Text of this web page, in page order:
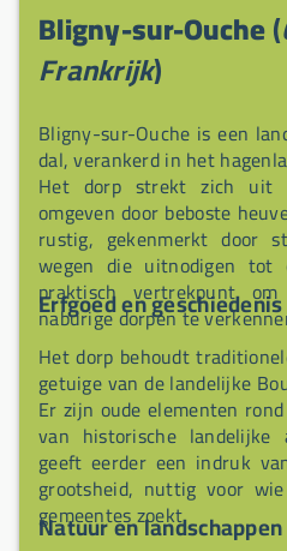
Bligny-sur-Ouche(
Frankrijk)
Bligny-sur-Ouche is een
dal, verankerd in het
Het dorp strekt zich uit
omgeven door beboste
rustig, gekenmerkt door
wegen die uitnodigen tot
praktisch vertrekpunt
naburige dorpen te
Erfgoed en geschiedenis
Het dorp behoudt
getuige van de landelijke
Er zijn oude elementen
van historische
geeft eerder een indruk
grootsheid, nuttig voor
gemeentes zoekt.
Natuur en landschappen